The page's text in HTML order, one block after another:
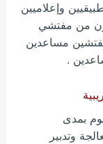
وإعلاميين
من مفتشي
مساعدين
.
بمدى
وتدبير